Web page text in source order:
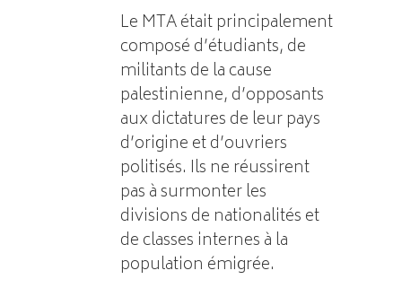
Le MTA était principalement
composé d’étudiants, de
militants de la cause
palestinienne, d’opposants
aux dictatures de leur pays
d’origine et d’ouvriers
politisés. Ils ne réussirent
pas à surmonter les
divisions de nationalités et
de classes internes à la
population émigrée.